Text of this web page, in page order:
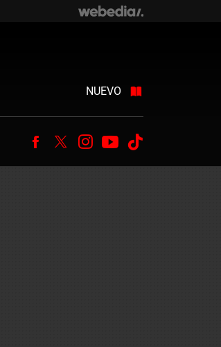
NUEVO
Facebook
TwitterInstagram
Youtube